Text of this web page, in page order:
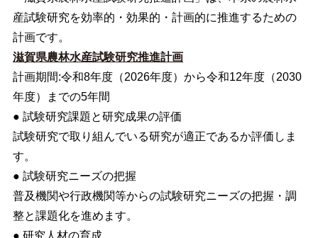
産試験研究を効率的・効果的・計画的に推進するための
計画です。
滋賀県農林水産試験研究推進計画
計画期間:令和8年度（2026年度）から令和12年度（2030
年度）までの5年間
● 試験研究課題と研究成果の評価
試験研究で取り組んでいる研究が適正であるか評価しま
す。
● 試験研究ニーズの把握
普及機関や行政機関等からの試験研究ニーズの把握・調
整と課題化を進めます。
● 研究人材の育成